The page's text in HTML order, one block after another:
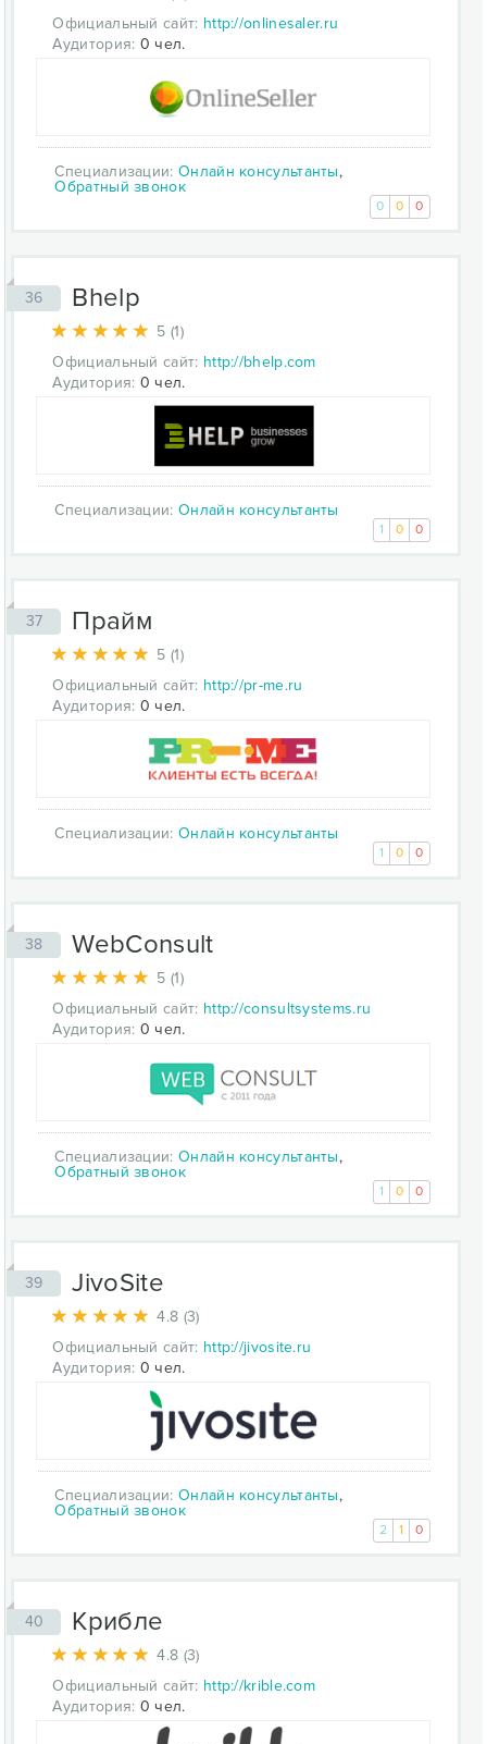
Официальный сайт: http://onlinesaler.ru
Аудитория: 0 чел.
Специализации: Онлайн консультанты,
Обратный звонок
0 0 0
36 Bhelp
5 (1)
Официальный сайт: http://bhelp.com
Аудитория: 0 чел.
Специализации: Онлайн консультанты
1 0 0
37 Прайм
5 (1)
Официальный сайт: http://pr-me.ru
Аудитория: 0 чел.
Специализации: Онлайн консультанты
1 0 0
38 WebConsult
5 (1)
Официальный сайт: http://consultsystems.ru
Аудитория: 0 чел.
Специализации: Онлайн консультанты,
Обратный звонок
1 0 0
39 JivoSite
4.8 (3)
Официальный сайт: http://jivosite.ru
Аудитория: 0 чел.
Специализации: Онлайн консультанты,
Обратный звонок
2 1 0
40 Крибле
4.8 (3)
Официальный сайт: http://krible.com
Аудитория: 0 чел.